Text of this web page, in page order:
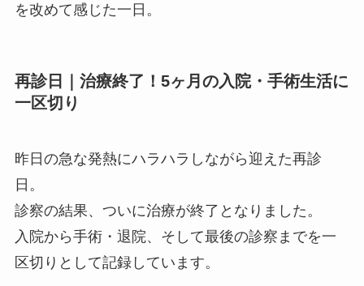
を改めて感じた一日。
再診日｜治療終了！5ヶ月の入院・手術生活に
一区切り
昨日の急な発熱にハラハラしながら迎えた再診
日。
診察の結果、ついに治療が終了となりました。
入院から手術・退院、そして最後の診察までを一
区切りとして記録しています。